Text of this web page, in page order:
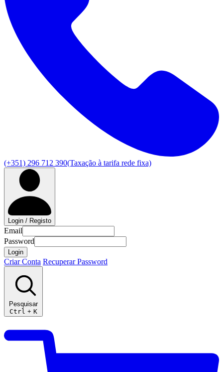
(+351) 296 712 390(Taxação à tarifa rede fixa)
Login / Registo
Email
Password
Login
Criar Conta Recuperar Password
Pesquisar
Ctrl + K